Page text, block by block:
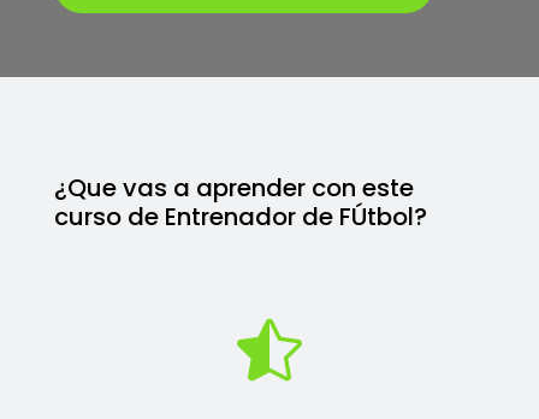
¿Que vas a aprender con este
curso de Entrenador de FÚtbol?
